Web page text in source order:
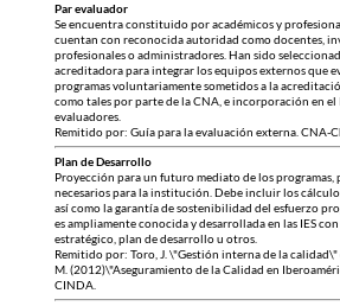
Par evaluador
Se encuentra constituido por académicos y
cuentan con reconocida autoridad como docentes,
profesionales o administradores. Han sido
acreditadora para integrar los equipos externos que
programas voluntariamente sometidos a la
como tales por parte de la CNA, e incorporación en el
evaluadores.
Remitido por: Guía para la evaluación externa. CNA-
Plan de Desarrollo
Proyección para un futuro mediato de los programas,
necesarios para la institución. Debe incluir los
así como la garantía de sostenibilidad del esfuerzo
es ampliamente conocida y desarrollada en las IES
estratégico, plan de desarrollo u otros.
Remitido por: Toro, J. \"Gestión interna de la calidad\"
M. (2012)\"Aseguramiento de la Calidad en
CINDA.